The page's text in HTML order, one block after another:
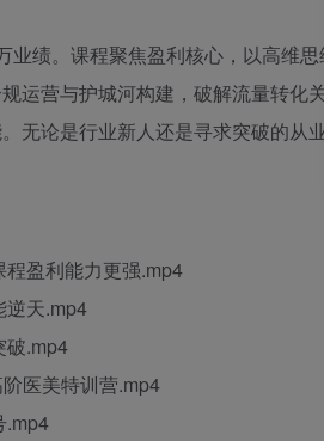
业绩。课程聚焦盈利核心，以高维
运营与护城河构建，破解流量转
无论是行业新人还是寻求突破的
程盈利能力更强.mp4
逆天.mp4
破.mp4
医美特训营.mp4
.mp4